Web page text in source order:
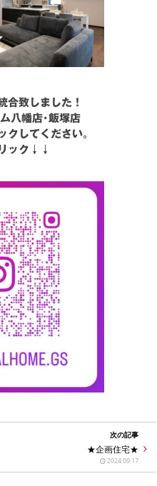
合致しました！
八幡店･飯塚店
クしてください。
ック↓↓
次の記事
★企画住宅★
2024.09.17